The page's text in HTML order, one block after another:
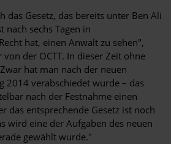
das Gesetz, das bereits unter Ben Ali
nach sechs Tagen in
hat, einen Anwalt zu sehen",
der OCTT. In dieser Zeit ohne
hat man nach der neuen
2014 verabschiedet wurde – das
nach der Festnahme einen
das entsprechende Gesetz ist noch
wird eine der Aufgaben des neuen
gewählt ­wurde."